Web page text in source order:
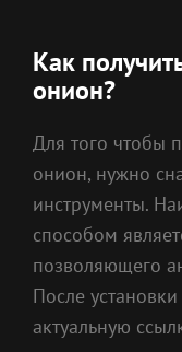
Как
онион?
Для того чтобы
онион, нужно
инструменты.
способом
позволяющего
После
актуальную